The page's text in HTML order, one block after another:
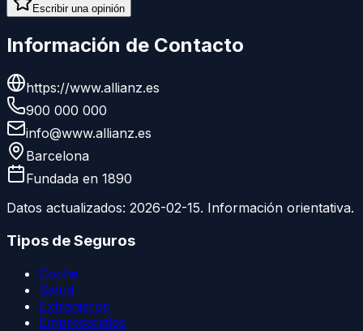
Escribir una opinión
Información de Contacto
https://www.allianz.es
900 000 000
info@www.allianz.es
Barcelona
Fundada en 1890
Datos actualizados: 2026-02-15. Información orientativa.
Tipos de Seguros
Coche
Salud
Extranjeros
Empresariales